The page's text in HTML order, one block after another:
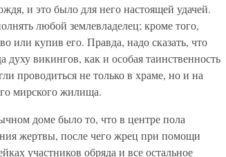
и это было для него настоящей удачей.
любой землевладелец; кроме того,
или купив его. Правда, надо сказать, что
викингов, как и особая таинственность
проводиться не только в храме, но и на
мирского жилища.
доме было то, что в центре пола
жертвы, после чего жрец при помощи
участников обряда и все остальное